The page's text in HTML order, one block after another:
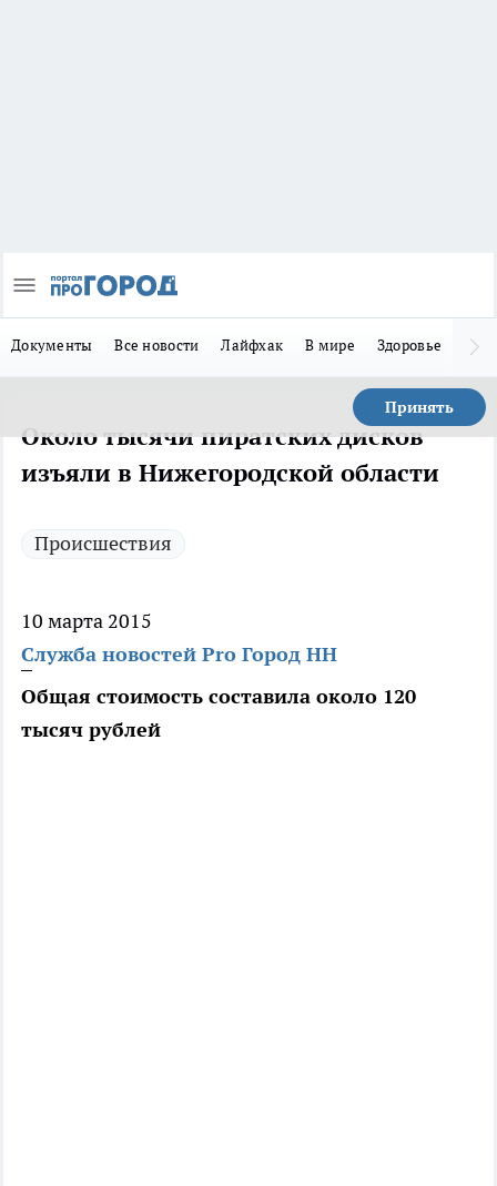
Документы Все новости Лайфхак В мире Здоровье
Принять
Около тысячи пиратских дисков
изъяли в Нижегородской области
Происшествия
10 марта 2015
Служба новостей Pro Город НН
Общая стоимость составила около 120
тысяч рублей